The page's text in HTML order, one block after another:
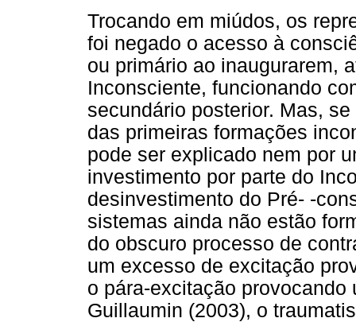
Trocando em miúdos, os
foi negado o acesso à
ou primário ao inaugurarem,
Inconsciente, funcionando
secundário posterior. Mas,
das primeiras formações
pode ser explicado nem por
investimento por parte do
desinvestimento do Pré- -
sistemas ainda não estão
do obscuro processo de
um excesso de excitação
o pára-excitação
Guillaumin (2003), o